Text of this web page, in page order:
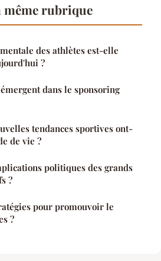
rubrique
des athlètes est-elle
?
dans le sponsoring
tendances sportives ont-
de vie ?
politiques des grands
?
pour promouvoir le
?